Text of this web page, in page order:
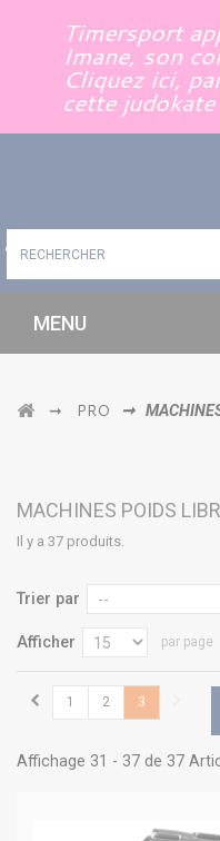
Timersport
Imane, son
Cliquez ici,
cette judokate
MENU
➞ PRO ➞
MACHINES POIDS
Il y a 37 produits.
Trier par
Afficher par page
1 2 3
Affichage 31 - 37 de 37